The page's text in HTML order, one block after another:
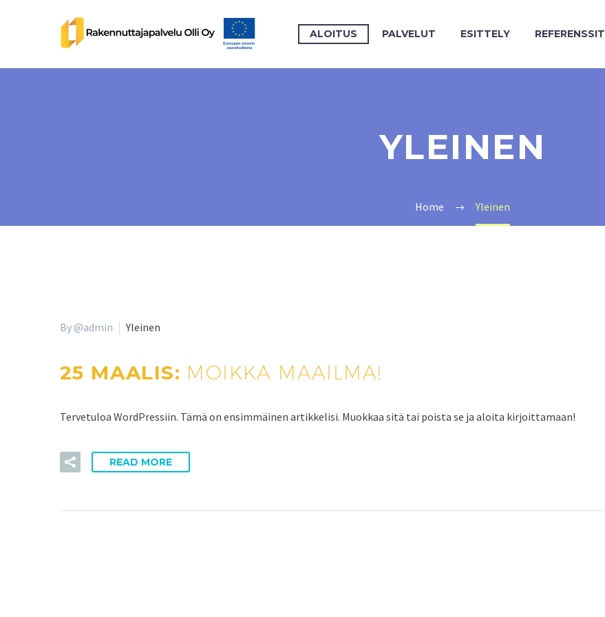
ALOITUS PALVELUT ESITTELY REFERENSSIT
YLEINEN
Home Yleinen
By @admin Yleinen
25 MAALIS: MOIKKA MAAILMA!
Tervetuloa WordPressiin. Tämä on ensimmäinen artikkelisi. Muokkaa sitä tai poista se ja aloita kirjoittamaan!
READ MORE